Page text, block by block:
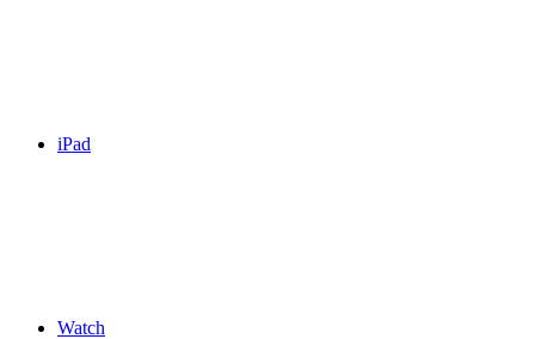
iPad
Watch